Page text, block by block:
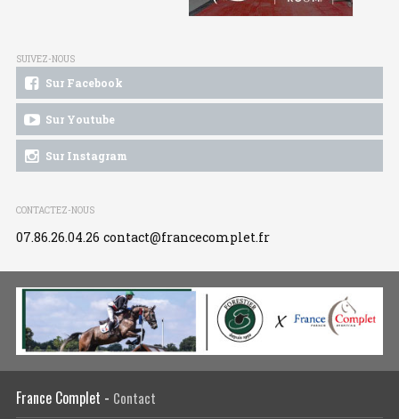
SUIVEZ-NOUS
Sur Facebook
Sur Youtube
Sur Instagram
CONTACTEZ-NOUS
07.86.26.04.26 contact@francecomplet.fr
France Complet - Contact